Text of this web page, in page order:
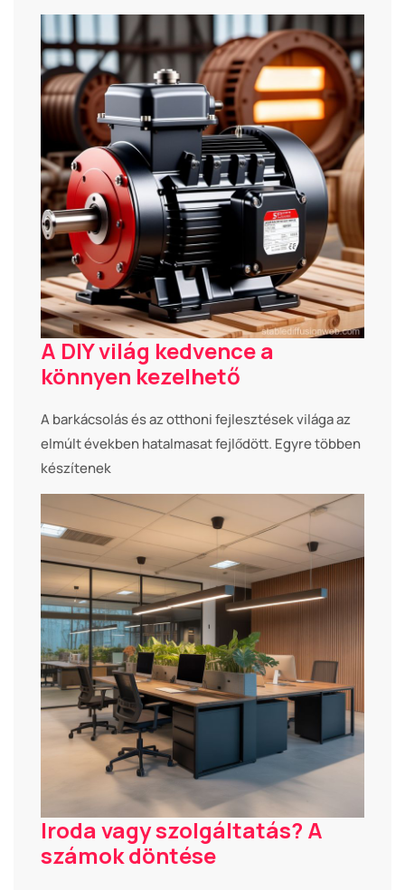
A DIY világ kedvence a
könnyen kezelhető
A barkácsolás és az otthoni fejlesztések világa az
elmúlt években hatalmasat fejlődött. Egyre többen
készítenek
Iroda vagy szolgáltatás? A
számok döntése